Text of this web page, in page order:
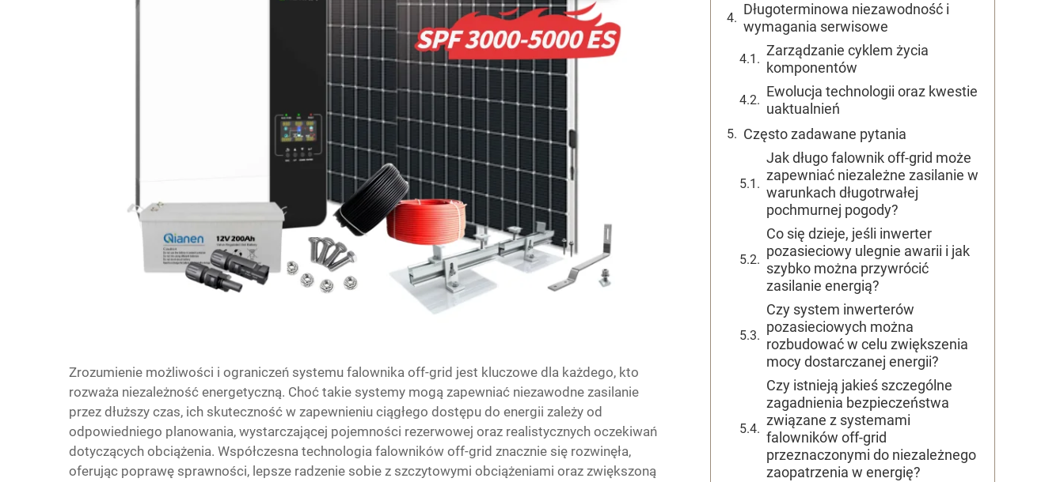
Zrozumienie możliwości i ograniczeń systemu falownika off-grid jest kluczowe dla każdego, kto
rozważa niezależność energetyczną. Choć takie systemy mogą zapewniać niezawodne zasilanie
przez dłuższy czas, ich skuteczność w zapewnieniu ciągłego dostępu do energii zależy od
odpowiedniego planowania, wystarczającej pojemności rezerwowej oraz realistycznych oczekiwań
dotyczących obciążenia. Współczesna technologia falowników off-grid znacznie się rozwinęła,
oferując poprawę sprawności, lepsze radzenie sobie z szczytowymi obciążeniami oraz zwiększoną
Długoterminowa niezawodność i
wymagania serwisowe
Zarządzanie cyklem życia
komponentów
Ewolucja technologii oraz kwestie
uaktualnień
Często zadawane pytania
Jak długo falownik off-grid może
zapewniać niezależne zasilanie w
warunkach długotrwałej
pochmurnej pogody?
Co się dzieje, jeśli inwerter
pozasieciowy ulegnie awarii i jak
szybko można przywrócić
zasilanie energią?
Czy system inwerterów
pozasieciowych można
rozbudować w celu zwiększenia
mocy dostarczanej energii?
Czy istnieją jakieś szczególne
zagadnienia bezpieczeństwa
związane z systemami
falowników off-grid
przeznaczonymi do niezależnego
zaopatrzenia w energię?